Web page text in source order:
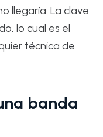
llegaría. La clave
lo cual es el
técnica de
banda